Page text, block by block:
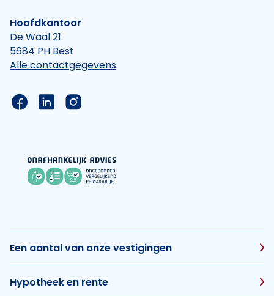
Hoofdkantoor
De Waal 21
5684 PH Best
Alle contactgegevens
Link naar de Facebook pagina van Hypotheek
Link naar de LinkedIn pagina van
Link naar de Instagram pagina van
Een aantal van onze vestigingen
Hypotheek en rente